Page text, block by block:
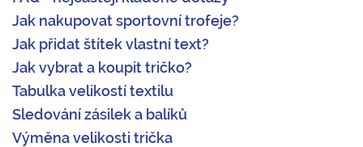
Jak nakupovat sportovní trofeje?
Jak přidat štítek vlastní text?
Jak vybrat a koupit tričko?
Tabulka velikostí textilu
Sledování zásilek a balíků
Výměna velikosti trička